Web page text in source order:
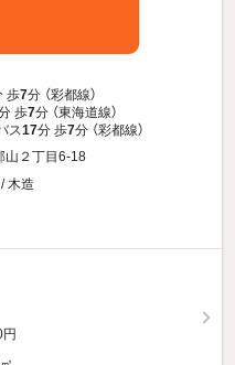
歩7分 （彩都線）
歩7分 （東海道線）
ス17分 歩7分 （彩都線）
山２丁目6-18
木造